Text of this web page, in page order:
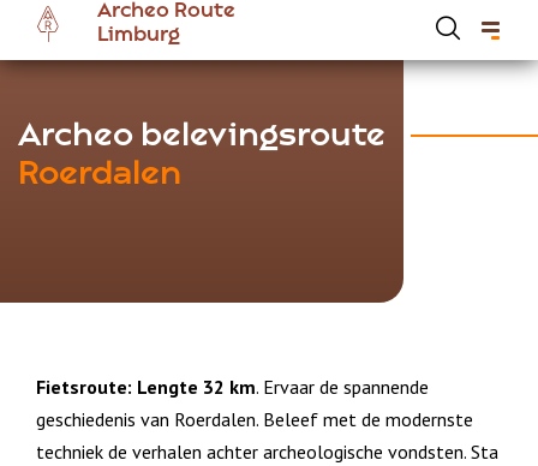
Overslaan
inhoud
gaan
Archeo Route
Limburg
Archeo belevingsroute
Roerdalen
Fietsroute: Lengte 32 km. Ervaar de spannende
geschiedenis van Roerdalen. Beleef met de modernste
techniek de verhalen achter archeologische vondsten. Sta